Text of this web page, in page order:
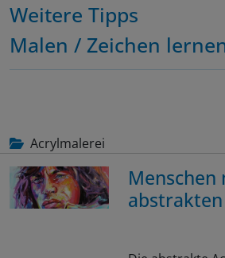
Weitere Tipps
Malen / Zeichen
Acrylmalerei